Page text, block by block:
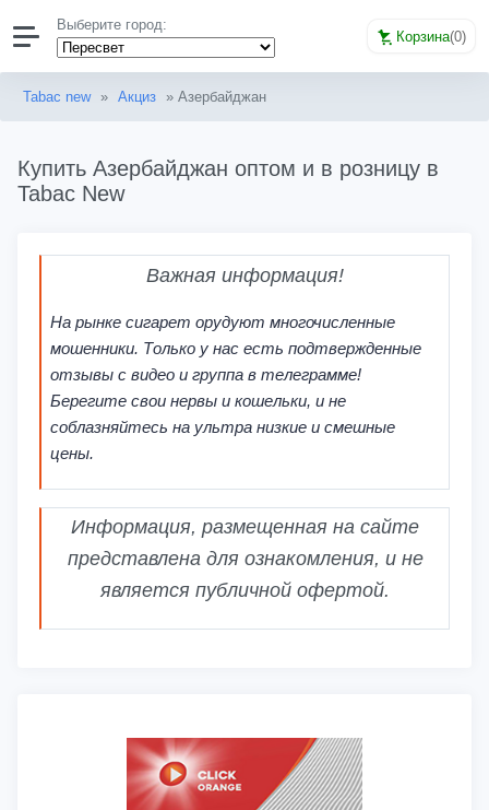
Выберите город:
Корзина(0)
Tabac new » Акциз » Азербайджан
Купить Азербайджан оптом и в розницу в
Tabac New
Важная информация!
На рынке сигарет орудуют многочисленные
мошенники. Только у нас есть подтвержденные
отзывы с видео и группа в телеграмме!
Берегите свои нервы и кошельки, и не
соблазняйтесь на ультра низкие и смешные
цены.
Информация, размещенная на сайте
представлена для ознакомления, и не
является публичной офертой.